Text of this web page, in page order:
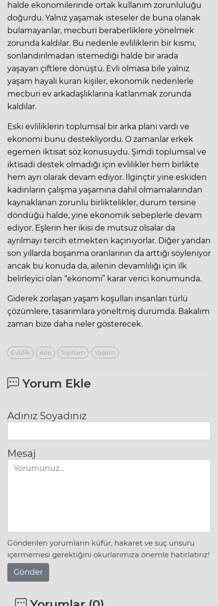
halde ekonomilerinde ortak kullanım zorunluluğu
doğurdu. Yalnız yaşamak isteseler de buna olanak
bulamayanlar, mecburi beraberliklere yönelmek
zorunda kaldılar. Bu nedenle evliliklerin bir kısmı,
sonlandırılmadan istemediği halde bir arada
yaşayan çiftlere dönüştü. Evli olmasa bile yalnız
yaşam hayali kuran kişiler, ekonomik nedenlerle
mecburi ev arkadaşlıklarına katlanmak zorunda
kaldılar.
Eski evliliklerin toplumsal bir arka planı vardı ve
ekonomi bunu destekliyordu. O zamanlar erkek
egemen iktisat söz konusuydu. Şimdi toplumsal ve
iktisadi destek olmadığı için evlilikler hem birlikte
hem ayrı olarak devam ediyor. İlginçtir yine eskiden
kadınların çalışma yaşamına dahil olmamalarından
kaynaklanan zorunlu birliktelikler, durum tersine
döndüğü halde, yine ekonomik sebeplerle devam
ediyor. Eşlerin her ikisi de mutsuz olsalar da
ayrılmayı tercih etmekten kaçınıyorlar. Diğer yandan
son yıllarda boşanma oranlarının da arttığı söyleniyor
ancak bu konuda da, ailenin devamlılığı için ilk
belirleyici olan “ekonomi” karar verici konumunda.
Giderek zorlaşan yaşam koşulları insanları türlü
çözümlere, tasarımlara yöneltmiş durumda. Bakalım
zaman bize daha neler gösterecek.
Evli̇li̇k Ai̇le Toplum Yaşam
Yorum Ekle
Adınız Soyadınız
Mesaj
Gönderilen yorumların küfür, hakaret ve suç unsuru
içermemesi gerektiğini okurlarımıza önemle hatırlatırız!
Gönder